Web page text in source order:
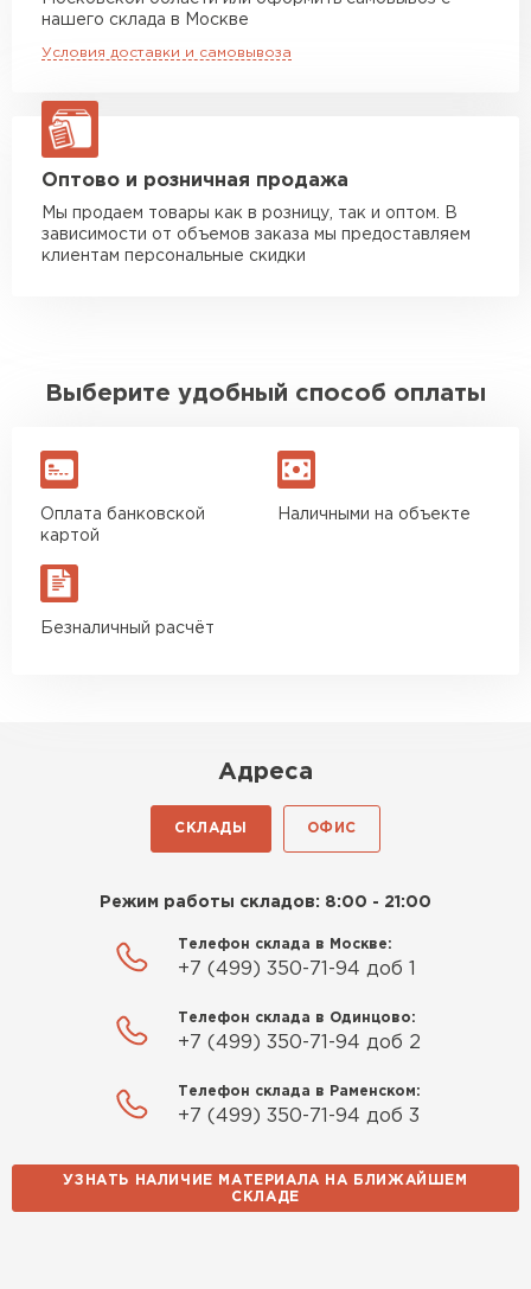
Манипулятор до 10 тн
макс. длина груза 8 м
макс. длина груза 13,5 м
ЗАКАЗАТЬ С ДОСТАВКОЙ
нашего склада в Москве
Условия доставки и самовывоза
Оптово и розничная продажа
Мы продаем товары как в розницу, так и оптом. В
зависимости от объемов заказа мы предоставляем
клиентам персональные скидки
Выберите удобный способ оплаты
Оплата банковской
картой
Наличными на объекте
Безналичный расчёт
Адреса
СКЛАДЫ ОФИС
Режим работы складов: 8:00 - 21:00
Телефон склада в Москве:
+7 (499) 350-71-94 доб 1
Телефон склада в Одинцово:
+7 (499) 350-71-94 доб 2
Телефон склада в Раменском:
+7 (499) 350-71-94 доб 3
УЗНАТЬ НАЛИЧИЕ МАТЕРИАЛА НА БЛИЖАЙШЕМ
СКЛАДЕ